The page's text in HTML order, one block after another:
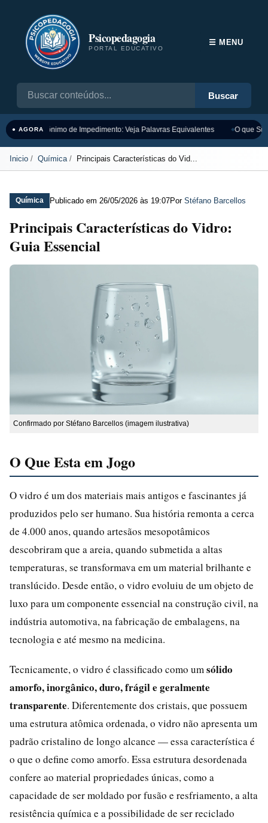
Psicopedagogia
PORTAL EDUCATIVO
Buscar
☰ MENU
● AGORASinônimo de Impedimento: Veja Palavras Equivalentes O que
Inicio Química Principais Características do Vid...
Química Publicado em 26/05/2026 às 19:07Por Stéfano Barcellos
Principais Características do Vidro:
Guia Essencial
Confirmado por Stéfano Barcellos (imagem ilustrativa)
O Que Esta em Jogo
O vidro é um dos materiais mais antigos e fascinantes já
produzidos pelo ser humano. Sua história remonta a cerca
de 4.000 anos, quando artesãos mesopotâmicos
descobriram que a areia, quando submetida a altas
temperaturas, se transformava em um material brilhante e
translúcido. Desde então, o vidro evoluiu de um objeto de
luxo para um componente essencial na construção civil, na
indústria automotiva, na fabricação de embalagens, na
tecnologia e até mesmo na medicina.
Tecnicamente, o vidro é classificado como um sólido
amorfo, inorgânico, duro, frágil e geralmente
transparente. Diferentemente dos cristais, que possuem
uma estrutura atômica ordenada, o vidro não apresenta um
padrão cristalino de longo alcance — essa característica é
o que o define como amorfo. Essa estrutura desordenada
confere ao material propriedades únicas, como a
capacidade de ser moldado por fusão e resfriamento, a alta
resistência química e a possibilidade de ser reciclado